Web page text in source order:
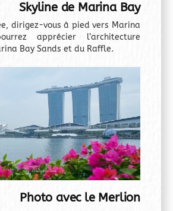
Skyline de Marina Bay
dirigez-vous à pied vers Marina
apprécier l’architecture
Bay Sands et du Raffle.
Photo avec le Merlion